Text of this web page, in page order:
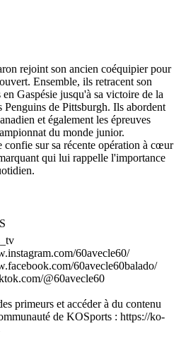
rejoint son ancien coéquipier pour
Ensemble, ils retracent son
en Gaspésie jusqu'à sa victoire de la
Penguins de Pittsburgh. Ils abordent
et également les épreuves
du monde junior.
confie sur sa récente opération à cœur
qui lui rappelle l'importance
60avecle60/
60avecle60balado/
@60avecle60
primeurs et accéder à du contenu
de KOSports : https://ko-